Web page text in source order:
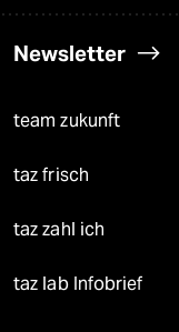
Newsletter
team zukunft
taz frisch
taz zahl ich
taz lab Infobrief